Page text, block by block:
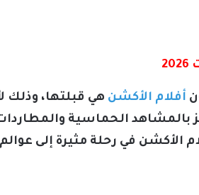
أفلام الأكشن هي قبلتها، وذلك
بالمشاهد الحماسية
الأكشن في رحلة مثيرة إلى